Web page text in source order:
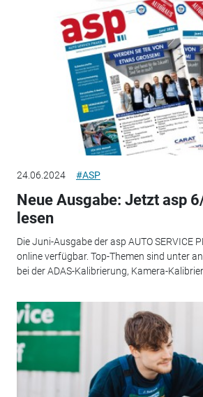
24.06.2024 #ASP
Neue Ausgabe: Jetzt asp
lesen
Die Juni-Ausgabe der asp AUTO SERVICE
online verfügbar. Top-Themen sind unter
bei der ADAS-Kalibrierung, Kamera-